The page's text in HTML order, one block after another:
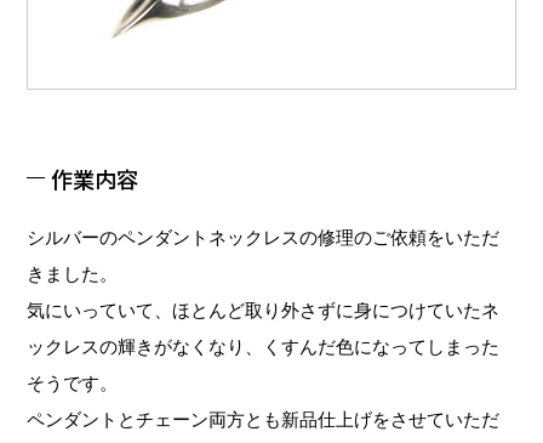
作業内容
シルバーのペンダントネックレスの修理のご依頼をいただ
きました。
気にいっていて、ほとんど取り外さずに身につけていたネ
ックレスの輝きがなくなり、くすんだ色になってしまった
そうです。
ペンダントとチェーン両方とも新品仕上げをさせていただ